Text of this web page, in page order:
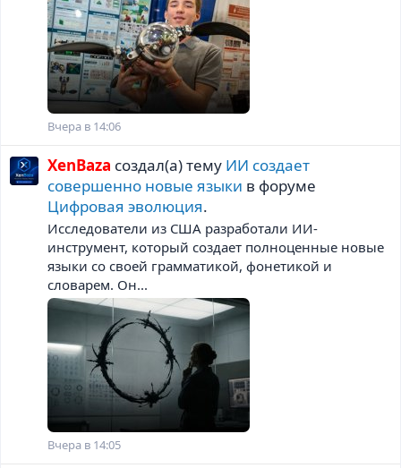
Вчера в 14:06
XenBaza создал(а) тему ИИ создает
совершенно новые языки в форуме
Цифровая эволюция.
Исследователи из США разработали ИИ-
инструмент, который создает полноценные новые
языки со своей грамматикой, фонетикой и
словарем. Он...
Вчера в 14:05